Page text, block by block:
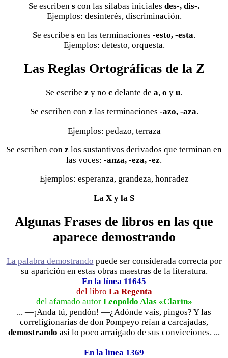
Se escriben s con las sílabas iniciales des-, dis-.
Ejemplos: desinterés, discriminación.
Se escribe s en las terminaciones -esto, -esta.
Ejemplos: detesto, orquesta.
Las Reglas Ortográficas de la Z
Se escribe z y no c delante de a, o y u.
Se escriben con zlas terminaciones -azo, -aza.
Ejemplos: pedazo, terraza
Se escriben con z los sustantivos derivados que terminan en
las voces: -anza, -eza, -ez.
Ejemplos: esperanza, grandeza, honradez
La X y la S
Algunas Frases de libros en las que
aparece demostrando
La palabra demostrando puede ser considerada correcta por
su aparición en estas obras maestras de la literatura.
En la línea 11645
del libro La Regenta
del afamado autor Leopoldo Alas «Clarín»
... —¡Anda tú, pendón! —¿Adónde vais, pingos? Y las
correligionarias de don Pompeyo reían a carcajadas,
demostrando así lo poco arraigado de sus convicciones. ...
En la línea 1369